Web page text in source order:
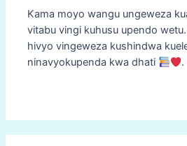
Kama moyo wangu ungeweza
vitabu vingi kuhusu upendo
hivyo vingeweza kushindwa
ninavyokupenda kwa dhati
.